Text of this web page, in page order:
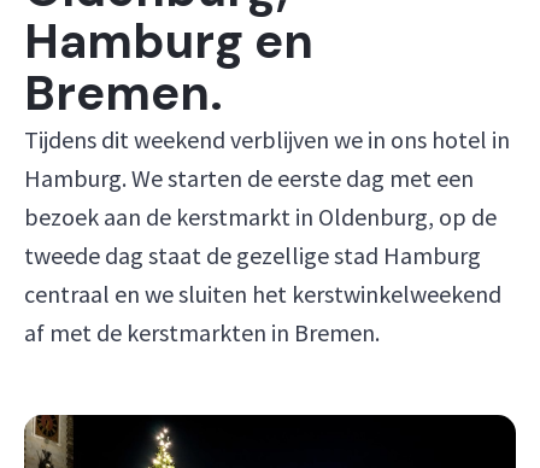
Hamburg en
Bremen.
Tijdens dit weekend verblijven we in ons hotel in
Hamburg. We starten de eerste dag met een
bezoek aan de kerstmarkt in Oldenburg, op de
tweede dag staat de gezellige stad Hamburg
centraal en we sluiten het kerstwinkelweekend
af met de kerstmarkten in Bremen.